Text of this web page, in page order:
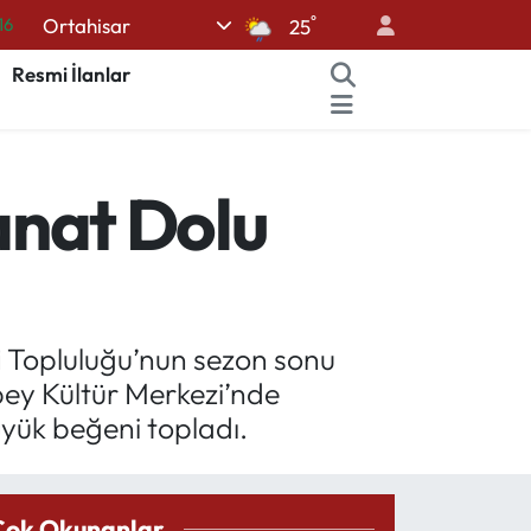
Ortahisar 25°
Resmi İlanlar
Dolu
sezon sonu
Kültür Merkezi’nde
beğeni topladı.